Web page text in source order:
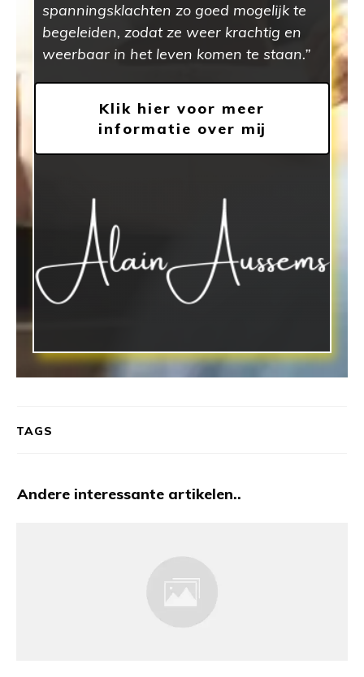
spanningsklachten zo goed mogelijk te
begeleiden, zodat ze weer krachtig en
weerbaar in het leven komen te staan.”
Klik hier voor meer
informatie over mij
TAGS
Andere interessante artikelen..